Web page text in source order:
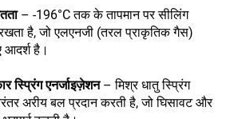
– -196°C तक के तापमान पर सीलिंग
रखता है, जो एलएनजी (तरल प्राकृतिक गैस)
आदर्श है।
स्प्रिंग एनर्जाइज़ेशन – मिश्र धातु स्प्रिंग
अरीय बल प्रदान करती है, जो घिसावट और